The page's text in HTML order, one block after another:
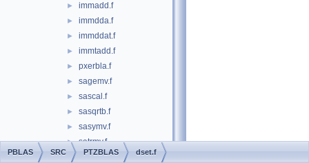
► immadd.f
► immdda.f
► immddat.f
► immtadd.f
► pxerbla.f
► sagemv.f
► sascal.f
► sasqrtb.f
► sasymv.f
► satrmv.f
► scshft.f
PBLAS SRC PTZBLAS dset.f